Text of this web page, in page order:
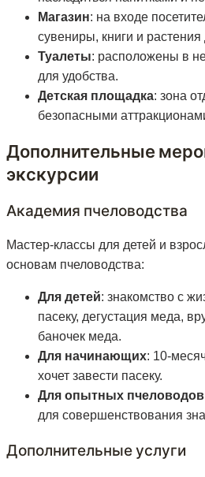
Магазин: на входе
сувениры, книги и
Туалеты: расположены в
для удобства.
Детская площадка: зона
безопасными
Дополнительные
экскурсии
Академия пчеловодства
Мастер-классы для детей и
основам пчеловодства:
Для детей: знакомство с
пасеку, дегустация меда,
баночек меда.
Для начинающих: 10-
хочет завести пасеку.
Для опытных пчеловодов
для совершенствования
Дополнительные услуги